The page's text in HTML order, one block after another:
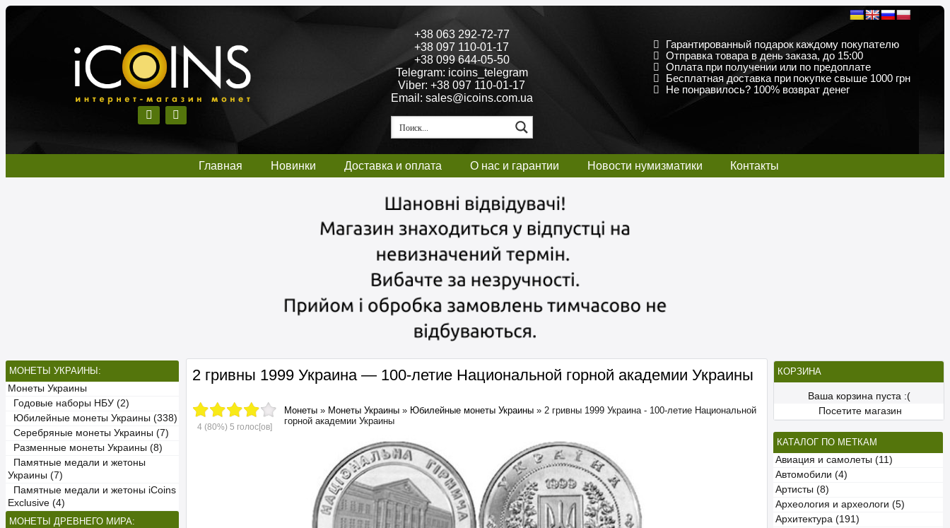
+38 063 292-72-77
+38 097 110-01-17
+38 099 644-05-50
Telegram: icoins_telegram
Viber: +38 097 110-01-17
Email: sales@icoins.com.ua
Гарантированный подарок каждому покупателю
Отправка товара в день заказа, до 15:00
Оплата при получении или по предоплате
Бесплатная доставка при покупке свыше 1000 грн
Не понравилось? 100% возврат денег
Главная Новинки Доставка и оплата О нас и гарантии Новости нумизматики Контакты
МОНЕТЫ УКРАИНЫ:
Монеты Украины
Годовые наборы НБУ (2)
Юбилейные монеты Украины (338)
Серебряные монеты Украины (7)
Разменные монеты Украины (8)
Памятные медали и жетоны
Украины (7)
Памятные медали и жетоны iCoins
Exclusive (4)
МОНЕТЫ ДРЕВНЕГО МИРА:
КОРЗИНА
Ваша корзина пуста :(
Посетите магазин
КАТАЛОГ ПО МЕТКАМ
Авиация и самолеты (11)
Автомобили (4)
Артисты (8)
Археология и археологи (5)
Архитектура (191)
2 гривны 1999 Украина — 100-летие Национальной горной академии Украины
4 (80%) 5 голос[ов]
Монеты » Монеты Украины » Юбилейные монеты Украины » 2 гривны 1999 Украина - 100-летие Национальной
горной академии Украины